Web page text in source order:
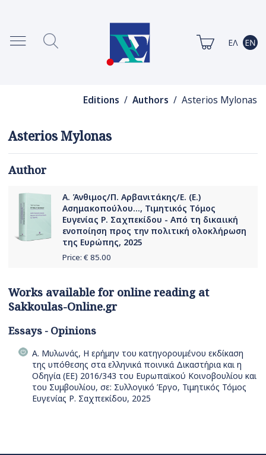
Editions / Authors / Asterios Mylonas
Asterios Mylonas
Author
Α. Άνθιμος/Π. Αρβανιτάκης/Ε. (Ε.)
Ασημακοπούλου..., Τιμητικός Τόμος
Ευγενίας Ρ. Σαχπεκίδου - Από τη δικαιική
ενοποίηση προς την πολιτική ολοκλήρωση
της Ευρώπης, 2025
Price: € 85.00
Works available for online reading at
Sakkoulas-Online.gr
Essays - Opinions
Α. Μυλωνάς, Η ερήμην του κατηγορουμένου εκδίκαση
της υπόθεσης στα ελληνικά ποινικά Δικαστήρια και η
Οδηγία (ΕΕ) 2016/343 του Ευρωπαϊκού Κοινοβουλίου και
του Συμβουλίου, σε: Συλλογικό Έργο, Τιμητικός Τόμος
Ευγενίας Ρ. Σαχπεκίδου, 2025